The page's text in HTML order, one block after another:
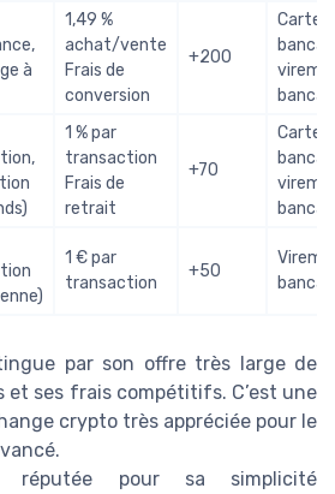
à
1,49 %
achat/vente
Frais de
conversion
+200
Carte
1 % par
transaction
Frais de
retrait
+70
Carte
1 € par
transaction
+50
par son offre très large de
et ses frais compétitifs. C’est une
crypto très appréciée pour le
pour sa simplicité